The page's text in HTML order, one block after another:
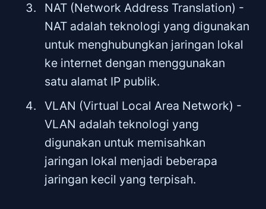
NAT (Network Address Translation) -
NAT adalah teknologi yang digunakan
untuk menghubungkan jaringan lokal
ke internet dengan menggunakan
satu alamat IP publik.
VLAN (Virtual Local Area Network) -
VLAN adalah teknologi yang
digunakan untuk memisahkan
jaringan lokal menjadi beberapa
jaringan kecil yang terpisah.